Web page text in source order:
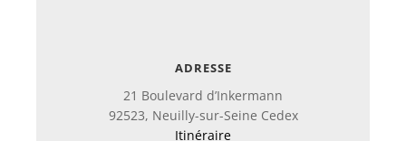
ADRESSE
21 Boulevard d’Inkermann
92523, Neuilly-sur-Seine Cedex
Itinéraire